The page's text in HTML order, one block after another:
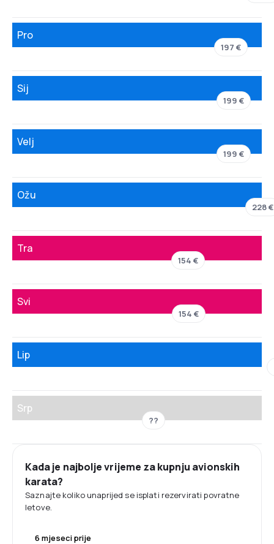
Pro
197 €
Sij
199 €
Velj
199 €
Ožu
228 €
Tra
154 €
Svi
154 €
Lip
Srp
??
Kada je najbolje vrijeme za kupnju avionskih
karata?
Saznajte koliko unaprijed se isplati rezervirati povratne
letove.
6 mjeseci prije